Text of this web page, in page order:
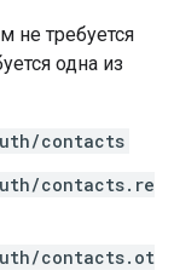
не требуется
одна из
contacts
contacts.re
contacts.ot